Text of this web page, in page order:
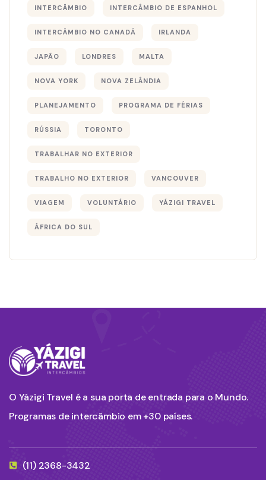
INTERCÂMBIO INTERCÂMBIO DE ESPANHOL
INTERCÂMBIO NO CANADÁ IRLANDA
JAPÃO LONDRES MALTA
NOVA YORK NOVA ZELÂNDIA
PLANEJAMENTO PROGRAMA DE FÉRIAS
RÚSSIA TORONTO
TRABALHAR NO EXTERIOR
TRABALHO NO EXTERIOR VANCOUVER
VIAGEM VOLUNTÁRIO YÁZIGI TRAVEL
ÁFRICA DO SUL
O Yázigi Travel é a sua porta de entrada para o Mundo.
Programas de intercâmbio em +30 países.
(11) 2368-3432